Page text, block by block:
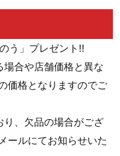
う」プレゼント!!
合や店舗価格と異な
価格となりますのでご
、欠品の場合がござ
ールにてお知らせいた